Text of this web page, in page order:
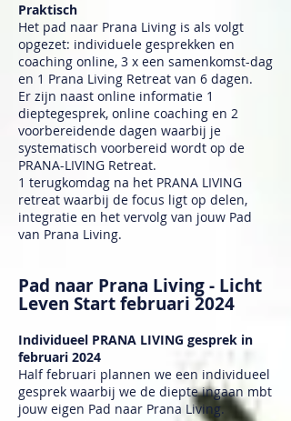
Praktisch
Het pad naar Prana Living is als volgt
opgezet: individuele gesprekken en
coaching online, 3 x een samenkomst-dag
en 1 Prana Living Retreat van 6 dagen.
Er zijn naast online informatie 1
dieptegesprek, online coaching en 2
voorbereidende dagen waarbij je
systematisch voorbereid wordt op de
PRANA-LIVING Retreat.
1 terugkomdag na het PRANA LIVING
retreat waarbij de focus ligt op delen,
integratie en het vervolg van jouw Pad
van Prana Living.
Pad naar Prana Living - Licht
Leven Start februari 2024
Individueel PRANA LIVING gesprek in
februari 2024
Half februari plannen we een individueel
gesprek waarbij we de diepte ingaan mbt
jouw eigen Pad naar Prana Living.